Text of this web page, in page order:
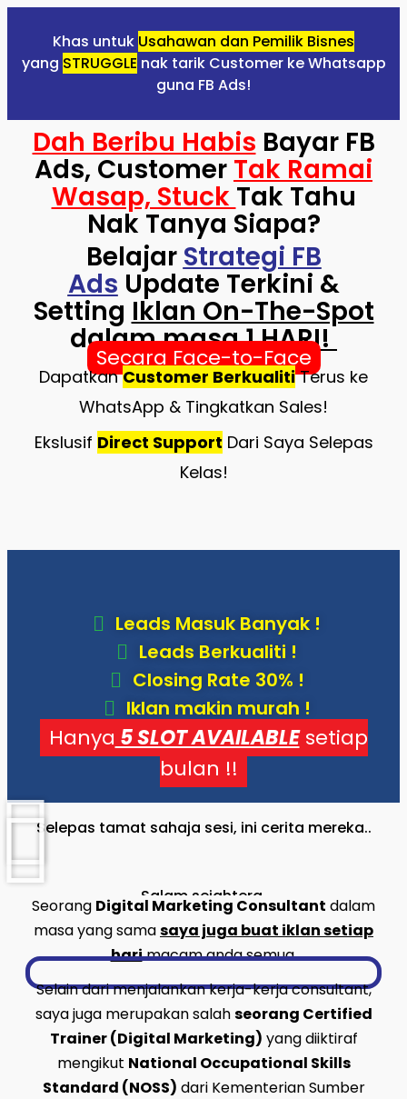
Khas untuk Usahawan dan Pemilik Bisnes
yang STRUGGLE nak tarik Customer ke Whatsapp
guna FB Ads!
Dah Beribu Habis Bayar FB
Ads, Customer Tak Ramai
Wasap, Stuck Tak Tahu
Nak Tanya Siapa?
Belajar Strategi FB
Ads Update Terkini &
Setting Iklan On-The-Spot
dalam masa1 HARI!
Secara Face-to-Face
DapatkanCustomer BerkualitiTerus ke
WhatsApp & Tingkatkan Sales!
Ekslusif Direct Support Dari Saya Selepas
Kelas!
Leads Masuk Banyak !
Leads Berkualiti !
Closing Rate 30% !
Iklan makin murah !
Hanya 5 SLOT AVAILABLEsetiap
bulan !!
Selepas tamat sahaja sesi, ini cerita mereka..
Salam sejahtera,
SayaCoach Izwan,
Seorang Digital Marketing Consultant dalam
masa yang samasaya juga buat iklan setiap
harimacam anda semua.
Selain dari menjalankan kerja-kerja consultant,
saya juga merupakan salahseorang Certified
Trainer (Digital Marketing) yang diiktiraf
mengikut National Occupational Skills
Standard (NOSS) dari Kementerian Sumber